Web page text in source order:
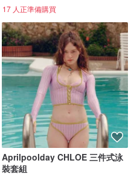
17 人正準備購買
Aprilpoolday CHLOE 三件式泳
裝套組